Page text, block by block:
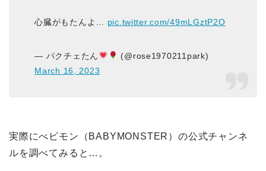
心臓がもたんよ… pic.twitter.com/49mLGztP2O
— パクチェたん
(@rose1970211park)
March 16, 2023
実際にべビモン（BABYMONSTER）の公式チャンネ
ルを調べてみると…。